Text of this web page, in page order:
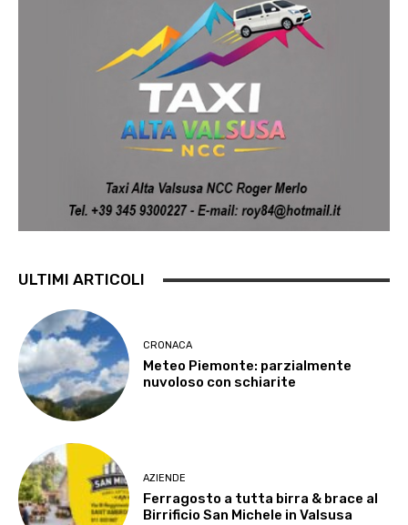
ULTIMI ARTICOLI
CRONACA
Meteo Piemonte: parzialmente
nuvoloso con schiarite
AZIENDE
Ferragosto a tutta birra & brace al
Birrificio San Michele in Valsusa